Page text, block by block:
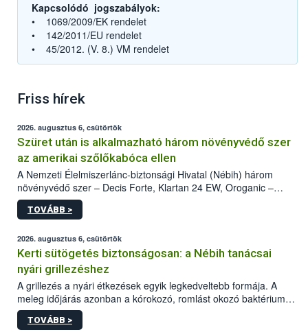
Kapcsolódó jogszabályok:
• 1069/2009/EK rendelet
• 142/2011/EU rendelet
• 45/2012. (V. 8.) VM rendelet
Friss hírek
2026. augusztus 6, csütörtök
Szüret után is alkalmazható három növényvédő szer
az amerikai szőlőkabóca ellen
A Nemzeti Élelmiszerlánc-biztonsági Hivatal (Nébih) három
növényvédő szer – Decis Forte, Klartan 24 EW, Oroganic –
engedélyokiratát módosította, így azok a szüretet követően,
egészen a vesszőérettség (BBCH 91) stádiumáig
érésű szőlőkben is legyen lehetőség a károsító elleni további
védekezésre. Az Oroganic készítmény kis kiszerelésben kiskerti
felhasználók számára is elérhető és ökológiai termesztésben is
engedélyezett.
TOVÁBB >
2026. augusztus 6, csütörtök
Kerti sütögetés biztonságosan: a Nébih tanácsai
nyári grillezéshez
A grillezés a nyári étkezések egyik legkedveltebb formája. A
meleg időjárás azonban a kórokozó, romlást okozó baktériumok
gyorsabb szaporodásának is kedvez. A szabadtéri sütögetés
ezért nem csupán a megfelelő sütési technikáról szól: legalább
TOVÁBB >